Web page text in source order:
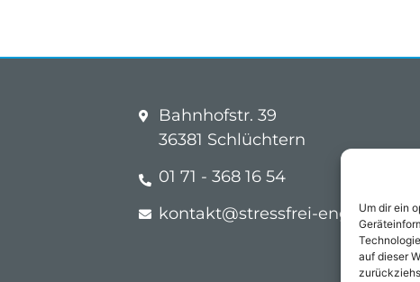
Um dir ein
auf dieser
Bahnhofstr. 39
36381 Schlüchtern
01 71 - 368 16 54
kontakt@stressfrei-englisch.de